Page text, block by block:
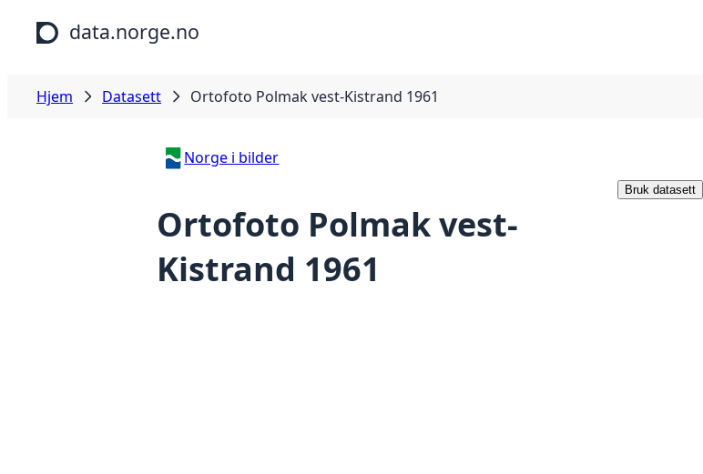
Hopp til hovedinnhold
data.norge.no
Hjem Datasett Ortofoto Polmak vest-Kistrand 1961
Norge i bilder
Ortofoto Polmak vest-
Kistrand 1961
Bruk datasett